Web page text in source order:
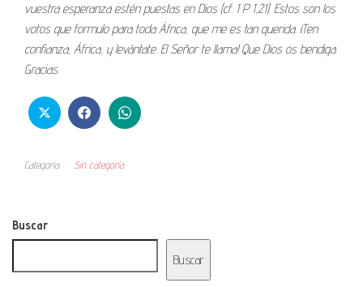
vuestra esperanza estén puestas en Dios (cf. 1 P 1,21). Estos son los
votos que formulo para toda África, que me es tan querida. ¡Ten
confianza, África, y levántate. El Señor te llama! Que Dios os bendiga.
Gracias.
Categoría Sin categoría
Buscar
Buscar